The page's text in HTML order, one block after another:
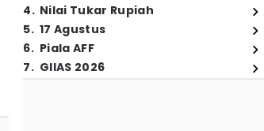
4. Nilai Tukar Rupiah
5. 17 Agustus
6. Piala AFF
7. GIIAS 2026